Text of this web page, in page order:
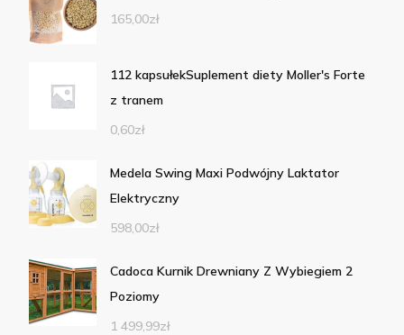
165,00zł
112 kapsułekSuplement diety Moller's Forte
z tranem
0,60zł
Medela Swing Maxi Podwójny Laktator
Elektryczny
598,00zł
Cadoca Kurnik Drewniany Z Wybiegiem 2
Poziomy
1 499,99zł